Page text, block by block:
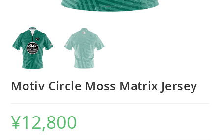
Motiv Circle Moss Matrix Jersey
¥12,800